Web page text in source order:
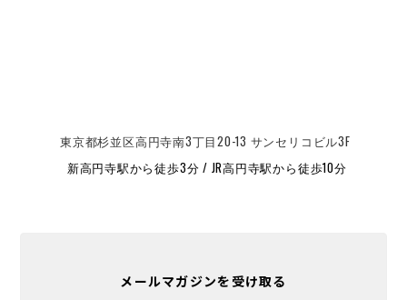
東京都杉並区高円寺南3丁目20-13 サンセリコビル3F
新高円寺駅から徒歩3分 / JR高円寺駅から徒歩10分
メールマガジンを受け取る